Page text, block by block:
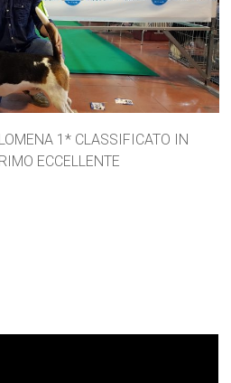
1* CLASSIFICATO IN
ECCELLENTE